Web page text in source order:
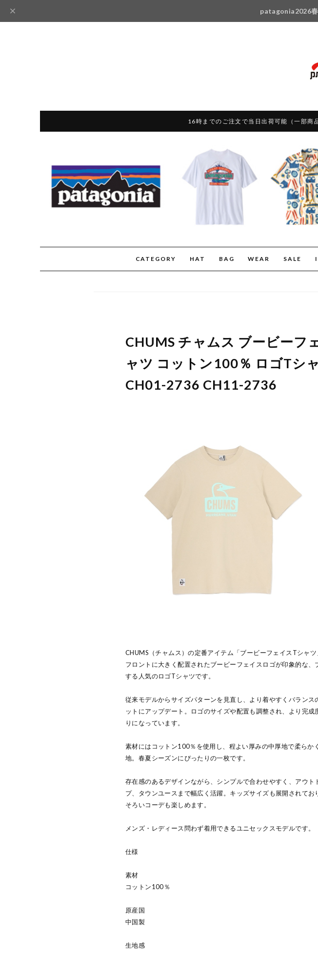
patagonia2026春
16時までのご注文で当日出荷可能（一部
CATEGORY HAT BAG WEAR SALE
CHUMS チャムス ブービーフ
ャツ コットン100％ ロゴTシ
CH01-2736 CH11-2736
CHUMS（チャムス）の定番アイテム「ブービーフェイスTシャツ
フロントに大きく配置されたブービーフェイスロゴが印象的な、
する人気のロゴTシャツです。
従来モデルからサイズパターンを見直し、より着やすくバランス
ットにアップデート。ロゴのサイズや配置も調整され、より完成
りになっています。
素材にはコットン100％を使用し、程よい厚みの中厚地で柔らか
地。春夏シーズンにぴったりの一枚です。
存在感のあるデザインながら、シンプルで合わせやすく、アウト
プ、タウンユースまで幅広く活躍。キッズサイズも展開されてお
そろいコーデも楽しめます。
メンズ・レディース問わず着用できるユニセックスモデルです。
仕様
素材
コットン100％
原産国
中国製
生地感